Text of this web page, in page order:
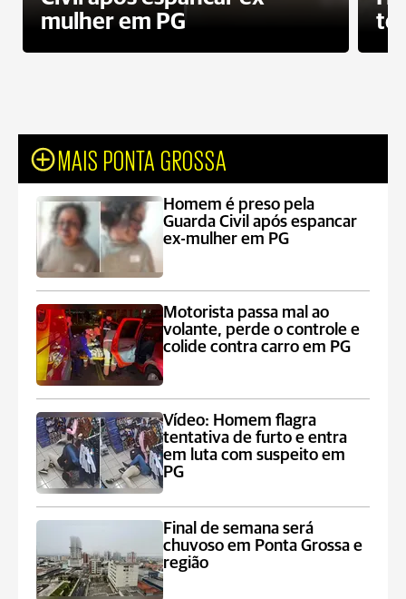
mulher em PG
MAIS PONTA GROSSA
Homem é preso pela
Guarda Civil após espancar
ex-mulher em PG
Motorista passa mal ao
volante, perde o controle e
colide contra carro em PG
Vídeo: Homem flagra
tentativa de furto e entra
em luta com suspeito em
PG
Final de semana será
chuvoso em Ponta Grossa e
região